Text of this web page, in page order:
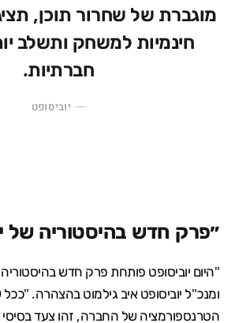
מוגברת של שחרור תוכן,
חינמיות למשחק ותשלב
חברתיות.
יוביסופט
״פרק חדש בהיסטוריה של
"היום יוביסופט פותחת פרק חדש
ומנכ"ל יוביסופט איב גילמוטבהצהרה. "ככל
הטרנספורמציה של החברה, זהו צעד בסיסי